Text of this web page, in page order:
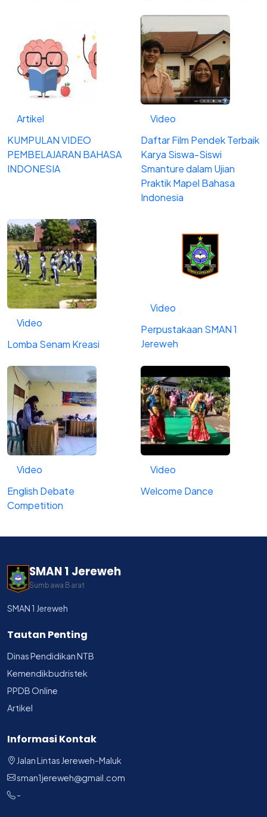
Artikel
KUMPULAN VIDEO
PEMBELAJARAN BAHASA
INDONESIA
Video
Daftar Film Pendek Terbaik
Karya Siswa-Siswi
Smanture dalam Ujian
Praktik Mapel Bahasa
Indonesia
Video
Lomba Senam Kreasi
Video
Perpustakaan SMAN 1
Jereweh
Video
English Debate
Competition
Video
Welcome Dance
SMAN 1 Jereweh
Sumbawa Barat
SMAN 1 Jereweh
Tautan Penting
Dinas Pendidikan NTB
Kemendikbudristek
PPDB Online
Artikel
Informasi Kontak
Jalan Lintas Jereweh-Maluk
sman1jereweh@gmail.com
-